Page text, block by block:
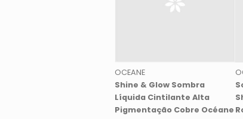
OCEANE
Shine & Glow Sombra
Líquida Cintilante Alta
Pigmentação Cobre Océane